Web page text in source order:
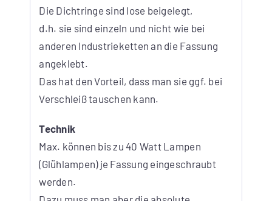
Die Dichtringe sind lose beigelegt,
d.h. sie sind einzeln und nicht wie bei
anderen Industrieketten an die Fassung
angeklebt.
Das hat den Vorteil, dass man sie ggf. bei
Verschleiß tauschen kann.
Technik
Max. können bis zu 40 Watt Lampen
(Glühlampen) je Fassung eingeschraubt
werden.